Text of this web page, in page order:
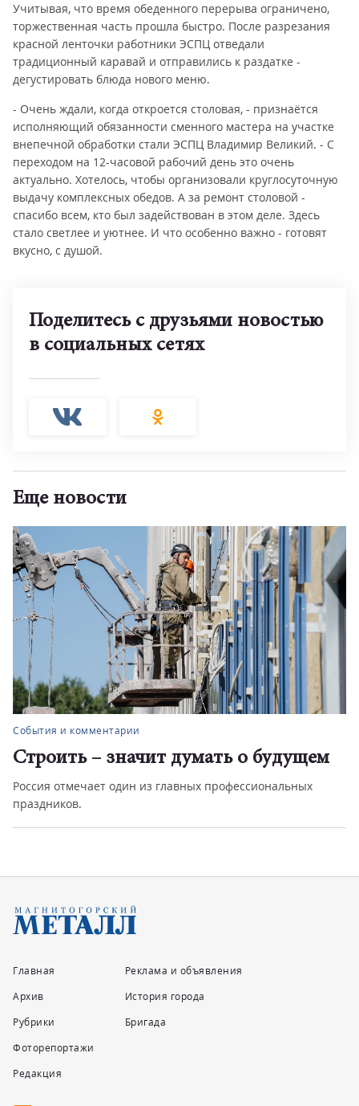
Учитывая, что время обеденного перерыва ограничено,
торжественная часть прошла быстро. После разрезания
красной ленточки работники ЭСПЦ отведали
традиционный каравай и отправились к раздатке -
дегустировать блюда нового меню.
- Очень ждали, когда откроется столовая, - признаётся
исполняющий обязанности сменного мастера на участке
внепечной обработки стали ЭСПЦ Владимир Великий. - С
переходом на 12-часовой рабочий день это очень
актуально. Хотелось, чтобы организовали круглосуточную
выдачу комплексных обедов. А за ремонт столовой -
спасибо всем, кто был задействован в этом деле. Здесь
стало светлее и уютнее. И что особенно важно - готовят
вкусно, с душой.
Поделитесь с друзьями новостью
в социальных сетях
Еще новости
События и комментарии
Строить – значит думать о будущем
Россия отмечает один из главных профессиональных
праздников.
Главная
Архив
Рубрики
Фоторепортажи
Редакция
Реклама и объявления
История города
Бригада